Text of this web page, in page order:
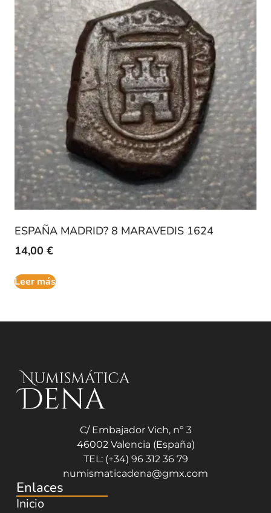
ESPAÑA MADRID? 8 MARAVEDIS 1624
14,00 €
Leer más
C/ Embajador Vich, nº 3
46002 Valencia (España)
TEL: (+34) 96 312 36 79
numismaticadena@gmx.com
Enlaces
Inicio